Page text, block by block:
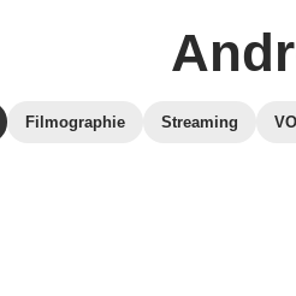
Filmographie Streaming